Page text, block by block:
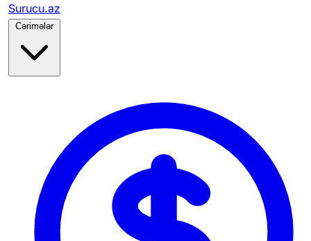
Surucu.az
Cərimələr